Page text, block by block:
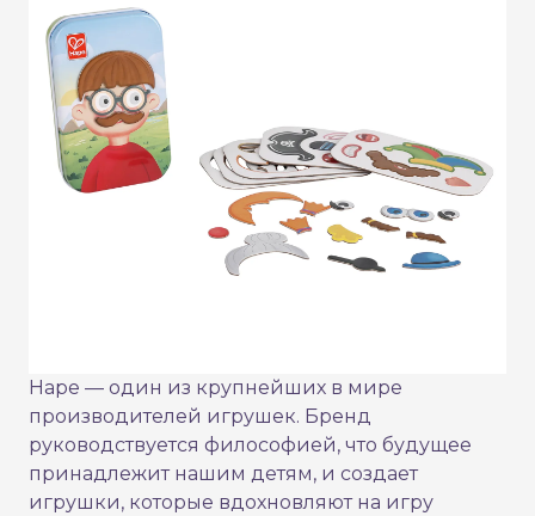
Hape — один из крупнейших в мире
производителей игрушек. Бренд
руководствуется философией, что будущее
принадлежит нашим детям, и создает
игрушки, которые вдохновляют на игру